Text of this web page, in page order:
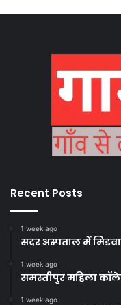
Recent Posts
1 week ago
सदर अस्पताल में
1 week ago
समस्तीपुर महिला
1 week ago